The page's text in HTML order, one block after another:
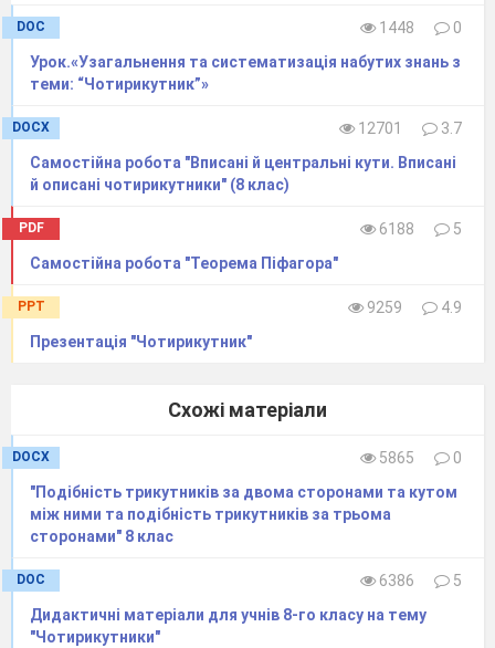
DOC 1448
0
Урок.«Узагальнення та систематизація набутих знань з
теми: “Чотирикутник”»
DOCX 12701
3.7
Самостійна робота "Вписані й центральні кути. Вписані
й описані чотирикутники" (8 клас)
PDF 6188
5
Самостійна робота "Теорема Піфагора"
PPT 9259
4.9
Презентація "Чотирикутник"
Схожі матеріали
DOCX 5865
0
"Подібність трикутників за двома сторонами та кутом
між ними та подібність трикутників за трьома
сторонами" 8 клас
DOC 6386
5
Дидактичні матеріали для учнів 8-го класу на тему
"Чотирикутники"